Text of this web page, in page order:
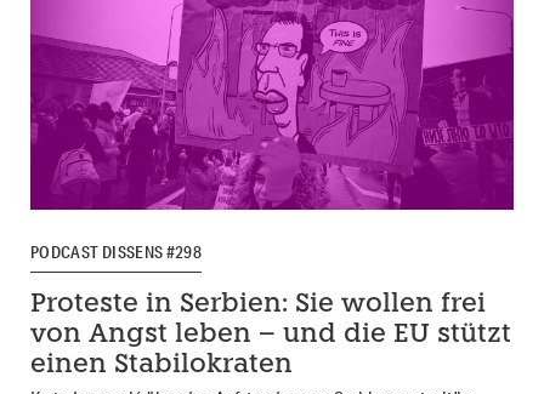
PODCAST DISSENS #298
Proteste in Serbien: Sie wollen frei
von Angst leben – und die EU stützt
einen Stabilokraten